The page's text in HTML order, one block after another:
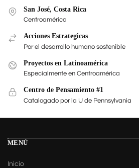
San José, Costa Rica
Centroamérica
Acciones Estrategicas
Por el desarrollo humano sostenible
Proyectos en Latinoamérica
Especialmente en Centroamérica
Centro de Pensamiento #1
Catalogado por la U de Pennsylvania
MENÚ
Inicio